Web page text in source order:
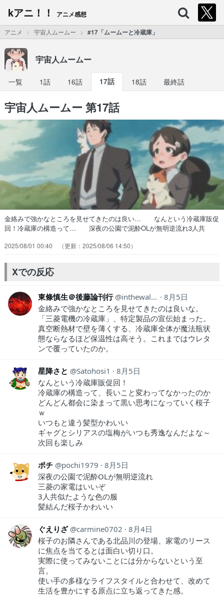
kアニ！！ アニメ感想
アニメ 宇宙人ムームー #17「ムームーと冷蔵庫」
宇宙人ムームー
一覧 1話 16話 17話 18話 最終話
宇宙人ムームー 第17話
金絡みで強かなところを見せてきたのは良い… なんという冷蔵庫販促
回！冷蔵庫の構造って… 深夜の公園で泥酔OLが無明逆流れ3人共
化してんだな。生活に余裕がな… 最高酒クズ女が出てきたと思ったら
金を回収するのに必死wちゃんと話が… 夜の公園で缶ビール片手にジ
ョ◯゛ョ立ちし… 桜子さんの成長が恐ろしくて面白かったです…
2025/08/01 00:40 2025/08/06 14:50
Xでの反応
東條慎生＠後藤論刊行 inthewall81
8月5日
金絡みで強かなところを見せてきたのは良いな。
「三菱電機の冷蔵庫」、特定製品の宣伝始まった。
真空断熱材で壁を薄くする、冷蔵庫全体が魔法瓶状
態ならなるほど保温性は高そう。これまではウレタ
ンで覆っていたのか。
星降さと Satohosi1
8月5日
なんという冷蔵庫販促回！
冷蔵庫の構造って、長いこと変わってなかったのか
どんどん都会に染まって黒い思考になっていく桜子
ｗ
いつもと違う髪型かわいい
ギャグとシリアスの塩梅がいつも秀逸なんだよな～
次回も楽しみ
ポチ pochi1979
8月5日
深夜の公園で泥酔OLが無明逆流れ
三菱の家電はいいぞ
3人共似たような色の服
髪結んだ桜子かわいい
ぐえりざ carmine0702
8月4日
桜子のお隣さんである北品川の登場、家電のリース
に焦点を当てるとは面白い切り口。
実際に使ってみないことには分からないという至
言。
使い手の多様なライフスタイルと合わせて、改めて
生活を豊かにする原点に立ち返ってきた感。